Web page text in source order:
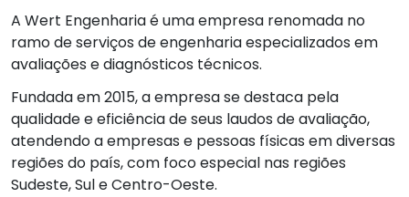
A Wert Engenharia é uma empresa renomada no
ramo de serviços de engenharia especializados em
avaliações e diagnósticos técnicos.
Fundada em 2015, a empresa se destaca pela
qualidade e eficiência de seus laudos de avaliação,
atendendo a empresas e pessoas físicas em diversas
regiões do país, com foco especial nas regiões
Sudeste, Sul e Centro-Oeste.